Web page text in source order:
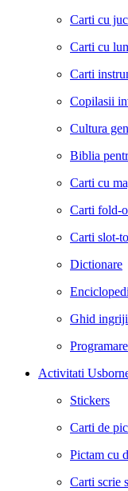
Carti cu
Carti cu
Carti
Copilasii
Cultura
Biblia
Carti cu
Carti fold-
Carti slot-
Dictionare
Ghid
Programare
Activitati
Stickers
Carti de
Pictam cu
Carti scrie